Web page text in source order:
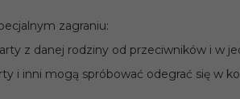
Algebra
Cena rynkowa:31.50 PLN
zagraniu:
z danej rodziny od przeciwników i w
i inni mogą spróbować odegrać się w